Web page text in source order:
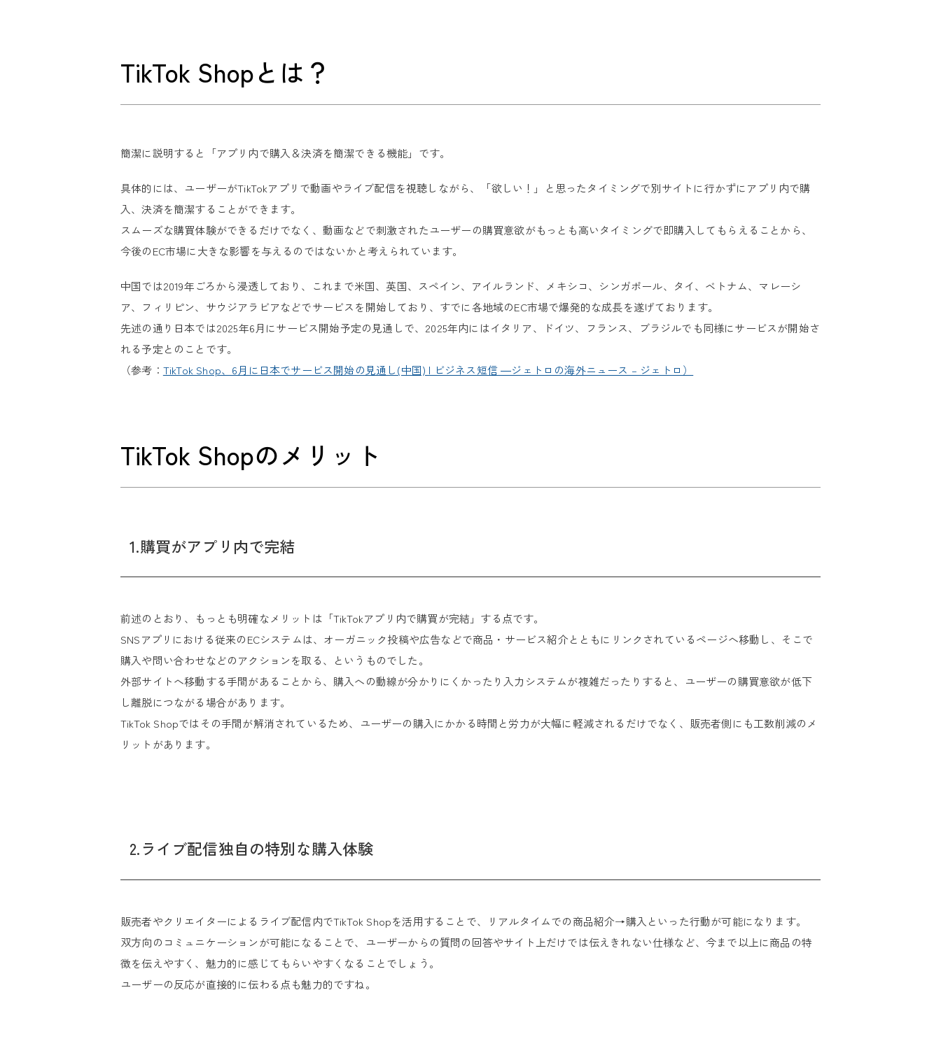
TikTok Shopとは？
簡潔に説明すると「アプリ内で購入＆決済を簡潔できる機能」です。
具体的には、ユーザーがTikTokアプリで動画やライブ配信を視聴しながら、「欲しい！」と思ったタイミングで別サイトに行かずにアプリ内で購
入、決済を簡潔することができます。
スムーズな購買体験ができるだけでなく、動画などで刺激されたユーザーの購買意欲がもっとも高いタイミングで即購入してもらえることから、
今後のEC市場に大きな影響を与えるのではないかと考えられています。
中国では2019年ごろから浸透しており、これまで米国、英国、スペイン、アイルランド、メキシコ、シンガポール、タイ、ベトナム、マレーシ
ア、フィリピン、サウジアラビアなどでサービスを開始しており、すでに各地域のEC市場で爆発的な成長を遂げております。
先述の通り日本では2025年6月にサービス開始予定の見通しで、2025年内にはイタリア、ドイツ、フランス、ブラジルでも同様にサービスが開始さ
れる予定とのことです。
（参考： TikTok Shop、6月に日本でサービス開始の見通し(中国) | ビジネス短信 ―ジェトロの海外ニュース – ジェトロ）
TikTok Shopのメリット
1.購買がアプリ内で完結
前述のとおり、もっとも明確なメリットは「TikTokアプリ内で購買が完結」する点です。
SNSアプリにおける従来のECシステムは、オーガニック投稿や広告などで商品・サービス紹介とともにリンクされているページへ移動し、そこで
購入や問い合わせなどのアクションを取る、というものでした。
外部サイトへ移動する手間があることから、購入への動線が分かりにくかったり入力システムが複雑だったりすると、ユーザーの購買意欲が低下
し離脱につながる場合があります。
TikTok Shopではその手間が解消されているため、ユーザーの購入にかかる時間と労力が大幅に軽減されるだけでなく、販売者側にも工数削減のメ
リットがあります。
2.ライブ配信独自の特別な購入体験
販売者やクリエイターによるライブ配信内でTikTok Shopを活用することで、リアルタイムでの商品紹介→購入といった行動が可能になります。
双方向のコミュニケーションが可能になることで、ユーザーからの質問の回答やサイト上だけでは伝えきれない仕様など、今まで以上に商品の特
徴を伝えやすく、魅力的に感じてもらいやすくなることでしょう。
ユーザーの反応が直接的に伝わる点も魅力的ですね。